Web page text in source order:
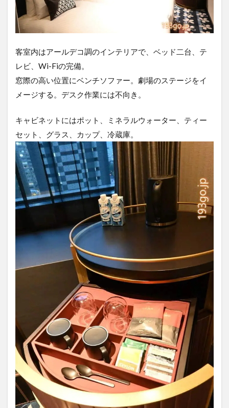
客室内はアールデコ調のインテリアで、ベッド二台、テ
レビ、Wi-Fiの完備。
窓際の高い位置にベンチソファー。劇場のステージをイ
メージする。デスク作業には不向き。
キャビネットにはポット、ミネラルウォーター、ティー
セット、グラス、カップ、冷蔵庫。